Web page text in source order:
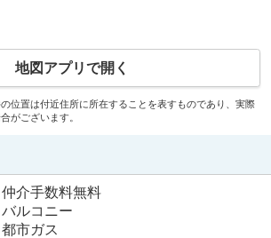
地図アプリで開く
位置は付近住所に所在することを表すものであり、実際
がございます。
仲介手数料無料
バルコニー
都市ガス